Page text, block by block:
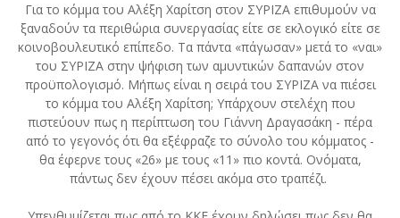
Για το κόμμα του Αλέξη Χαρίτση στον ΣΥΡΙΖΑ επιθυμούν να
ξαναδούν τα περιθώρια συνεργασίας είτε σε εκλογικό είτε σε
κοινοβουλευτικό επίπεδο. Τα πάντα «πάγωσαν» μετά το «ναι»
του ΣΥΡΙΖΑ στην ψήφιση των αμυντικών δαπανών στον
προϋπολογισμό. Μήπως είναι η σειρά του ΣΥΡΙΖΑ να πιέσει
το κόμμα του Αλέξη Χαρίτση; Υπάρχουν στελέχη που
πιστεύουν πως η περίπτωση του Γιάννη Δραγασάκη - πέρα
από το γεγονός ότι θα εξέφραζε το σύνολο του κόμματος -
θα έφερνε τους «26» με τους «11» πιο κοντά. Ονόματα,
πάντως δεν έχουν πέσει ακόμα στο τραπέζι.